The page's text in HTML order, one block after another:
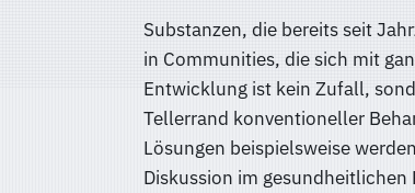
Substanzen, die bereits seit
in Communities, die sich mit
Entwicklung ist kein Zufall,
Tellerrand konventioneller
Lösungen beispielsweise
Diskussion im